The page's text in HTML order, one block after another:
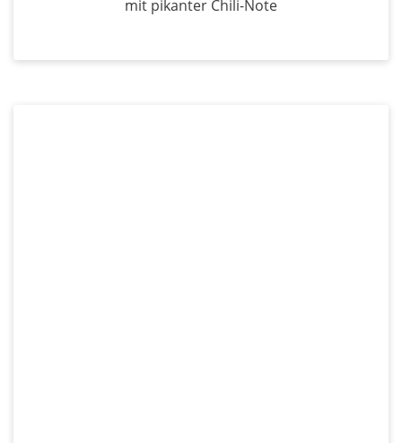
mit pikanter Chili-Note